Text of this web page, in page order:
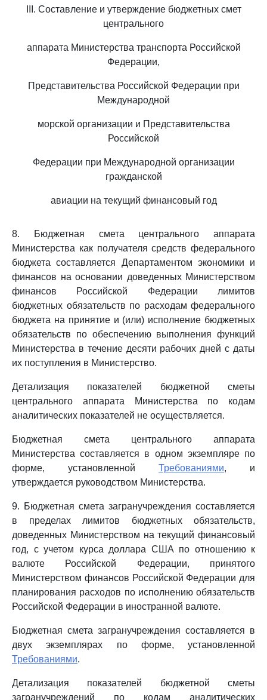
III. Составление и утверждение бюджетных смет
центрального
аппарата Министерства транспорта Российской
Федерации,
Представительства Российской Федерации при
Международной
морской организации и Представительства
Российской
Федерации при Международной организации
гражданской
авиации на текущий финансовый год
8. Бюджетная смета центрального аппарата
Министерства как получателя средств федерального
бюджета составляется Департаментом экономики и
финансов на основании доведенных Министерством
финансов Российской Федерации лимитов
бюджетных обязательств по расходам федерального
бюджета на принятие и (или) исполнение бюджетных
обязательств по обеспечению выполнения функций
Министерства в течение десяти рабочих дней с даты
их поступления в Министерство.
Детализация показателей бюджетной сметы
центрального аппарата Министерства по кодам
аналитических показателей не осуществляется.
Бюджетная смета центрального аппарата
Министерства составляется в одном экземпляре по
форме, установленной Требованиями, и
утверждается руководством Министерства.
9. Бюджетная смета загранучреждения составляется
в пределах лимитов бюджетных обязательств,
доведенных Министерством на текущий финансовый
год, с учетом курса доллара США по отношению к
валюте Российской Федерации, принятого
Министерством финансов Российской Федерации для
планирования расходов по исполнению обязательств
Российской Федерации в иностранной валюте.
Бюджетная смета загранучреждения составляется в
двух экземплярах по форме, установленной
Требованиями.
Детализация показателей бюджетной сметы
загранучреждений по кодам аналитических